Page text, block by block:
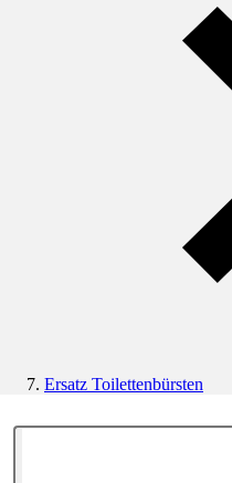
Ersatz Toilettenbürsten